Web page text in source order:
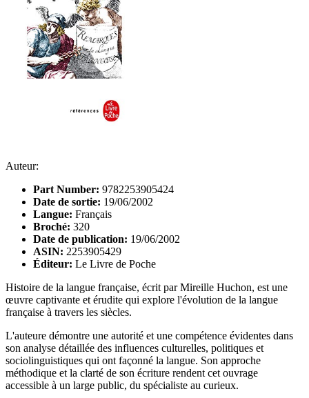
Auteur:
Part Number: 9782253905424
Date de sortie: 19/06/2002
Langue: Français
Broché: 320
Date de publication: 19/06/2002
ASIN: 2253905429
Éditeur: Le Livre de Poche
Histoire de la langue française, écrit par Mireille Huchon, est une
œuvre captivante et érudite qui explore l'évolution de la langue
française à travers les siècles.
L'auteure démontre une autorité et une compétence évidentes dans
son analyse détaillée des influences culturelles, politiques et
sociolinguistiques qui ont façonné la langue. Son approche
méthodique et la clarté de son écriture rendent cet ouvrage
accessible à un large public, du spécialiste au curieux.